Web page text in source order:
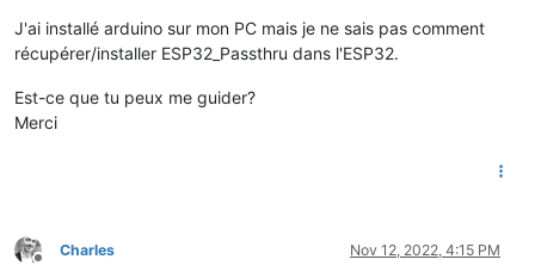
J'ai installé arduino sur mon PC mais je ne sais pas comment
récupérer/installer ESP32_Passthru dans l'ESP32.
Est-ce que tu peux me guider?
Merci
Offline
Charles Nov 12, 2022, 4:15 PM